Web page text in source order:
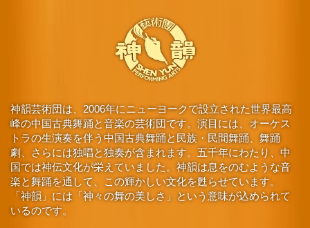
神韻芸術団は、2006年にニューヨークで設立された世界最高
峰の中国古典舞踊と音楽の芸術団です。演目には、オーケス
トラの生演奏を伴う中国古典舞踊と民族・民間舞踊、舞踊
劇、さらには独唱と独奏が含まれます。五千年にわたり、中
国では神伝文化が栄えていました。神韻は息をのむような音
楽と舞踊を通して、この輝かしい文化を甦らせています。
「神韻」には「神々の舞の美しさ」という意味が込められて
いるのです。